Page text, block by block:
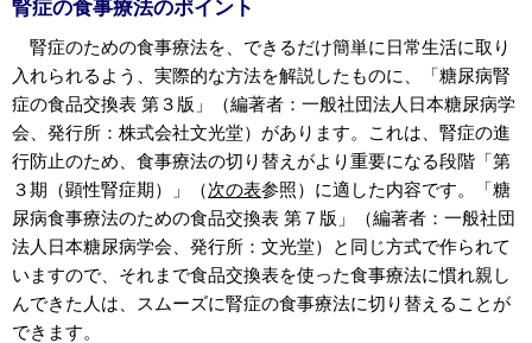
腎臓の健康道
インスリンポンプ
血糖トレンド
グリコアルブミン
特集・連載 一覧へ
1型ライフ
腎症の食事療法のポイント
腎症のための食事療法を、できるだけ簡単に日常生活に取り
入れられるよう、実際的な方法を解説したものに、「糖尿病腎
症の食品交換表 第３版」（編著者：一般社団法人日本糖尿病学
会、発行所：株式会社文光堂）があります。これは、腎症の進
行防止のため、食事療法の切り替えがより重要になる段階「第
３期（顕性腎症期）」（次の表参照）に適した内容です。「糖
尿病食事療法のための食品交換表 第７版」（編著者：一般社団
法人日本糖尿病学会、発行所：文光堂）と同じ方式で作られて
いますので、それまで食品交換表を使った食事療法に慣れ親し
んできた人は、スムーズに腎症の食事療法に切り替えることが
できます。